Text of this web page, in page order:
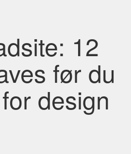
12
før du
design